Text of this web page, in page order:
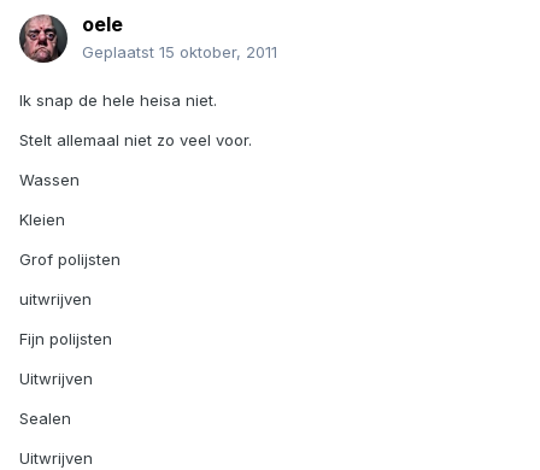
oele
Geplaatst 15 oktober, 2011
Ik snap de hele heisa niet.
Stelt allemaal niet zo veel voor.
Wassen
Kleien
Grof polijsten
uitwrijven
Fijn polijsten
Uitwrijven
Sealen
Uitwrijven